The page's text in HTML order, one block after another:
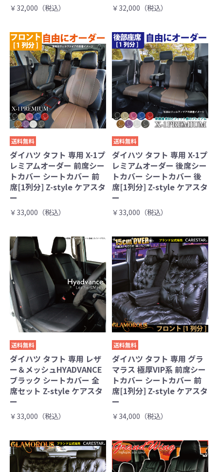
￥32,000（税込） ￥32,000（税込）
送料無料
ダイハツ タフト 専用 X-1プ
レミアムオーダー 前席シー
トカバー シートカバー 前
席[1列分] Z-style ケアスタ
ー
￥33,000（税込）
送料無料
ダイハツ タフト 専用 X-1プ
レミアムオーダー 後席シー
トカバー シートカバー 後
席[1列分] Z-style ケアスタ
ー
￥33,000（税込）
送料無料
ダイハツ タフト 専用 レザ
ー＆メッシュHYADVANCE
ブラック シートカバー 全
席セット Z-style ケアスタ
ー
￥33,000（税込）
送料無料
ダイハツ タフト 専用 グラ
マラス 極厚VIP系 前席シー
トカバー シートカバー 前
席[1列分] Z-style ケアスタ
ー
￥34,000（税込）